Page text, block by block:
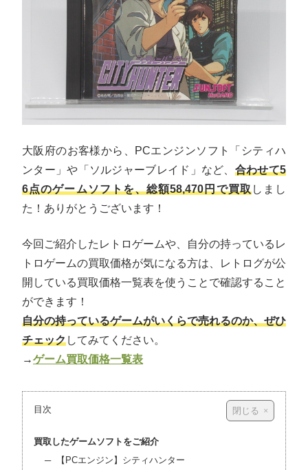
大阪府のお客様から、PCエンジンソフト「シティハ
ンター」や「ソルジャーブレイド」など、 合わせて5
6点のゲームソフトを、総額58,470円で買取しまし
た！ありがとうございます！
今回ご紹介したレトロゲームや、自分の持っているレ
トロゲームの買取価格が気になる方は、レトログが公
開している買取価格一覧表を使うことで確認すること
ができます！
自分の持っているゲームがいくらで売れるのか、ぜひ
チェックしてみてください。
→ゲーム買取価格一覧表
目次
買取したゲームソフトをご紹介
【PCエンジン】シティハンター